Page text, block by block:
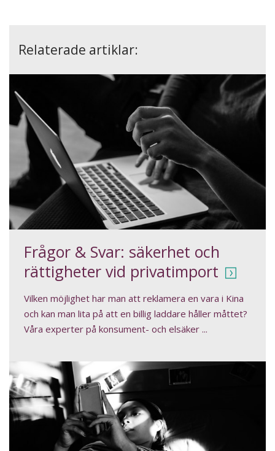
Relaterade artiklar:
Frågor & Svar: säkerhet och
rättigheter vid privatimport
Vilken möjlighet har man att reklamera en vara i Kina
och kan man lita på att en billig laddare håller måttet?
Våra experter på konsument- och elsäker ...